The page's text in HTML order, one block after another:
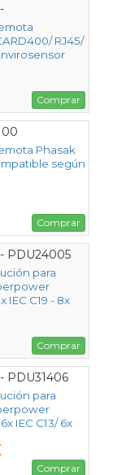
RJ45/
Comprar
Phasak
según
Comprar
PDU24005
para
IEC C19 - 8x
Comprar
PDU31406
para
IEC C13/ 6x
Comprar